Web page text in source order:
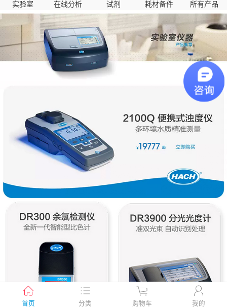
实验室 在线分析 试剂 耗材备件 所有产品
首页 分类 购物车 我的